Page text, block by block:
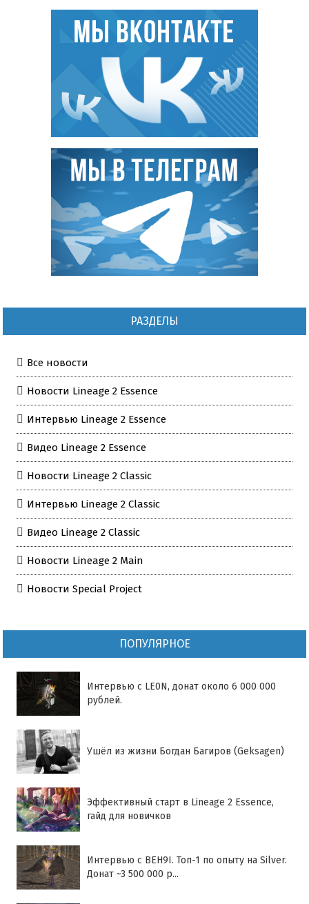
РАЗДЕЛЫ
Все новости
Новости Lineage 2 Essence
Интервью Lineage 2 Essence
Видео Lineage 2 Essence
Новости Lineage 2 Classic
Интервью Lineage 2 Classic
Видео Lineage 2 Classic
Новости Lineage 2 Main
Новости Special Project
ПОПУЛЯРНОЕ
Интервью с LE0N, донат около 6 000 000
рублей.
Ушёл из жизни Богдан Багиров (Geksagen)
Эффективный старт в Lineage 2 Essence,
гайд для новичков
Интервью с BEH9I. Топ-1 по опыту на Silver.
Донат ~3 500 000 р...